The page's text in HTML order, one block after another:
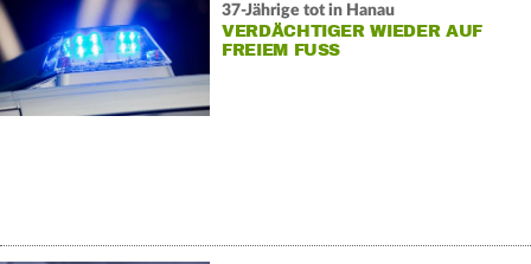
37-Jährige tot in Hanau
VERDÄCHTIGER WIEDER AUF
FREIEM FUSS